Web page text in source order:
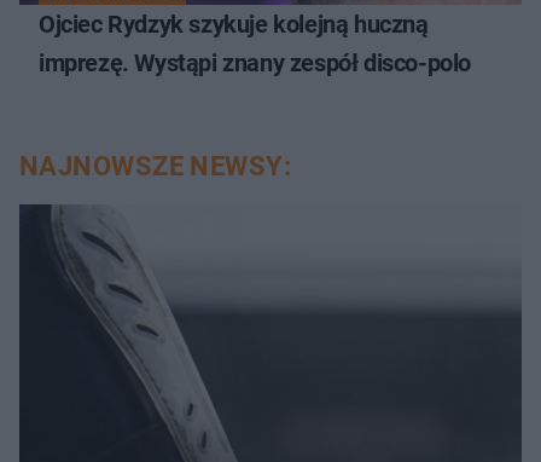
Ojciec Rydzyk szykuje kolejną huczną
imprezę. Wystąpi znany zespół disco-polo
NAJNOWSZE NEWSY: